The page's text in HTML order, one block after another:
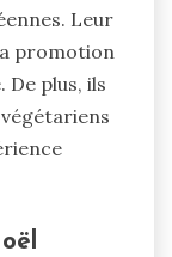
Leur
promotion
De plus, ils